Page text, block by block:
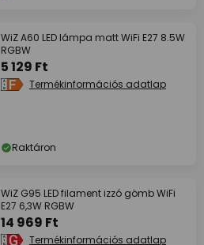
WiZ A60 LED lámpa matt WiFi E27 8.5W
RGBW
5 129 Ft
Termékinformációs adatlap
Raktáron
WiZ G95 LED filament izzó gömb WiFi
E27 6,3W RGBW
14 969 Ft
Termékinformációs adatlap